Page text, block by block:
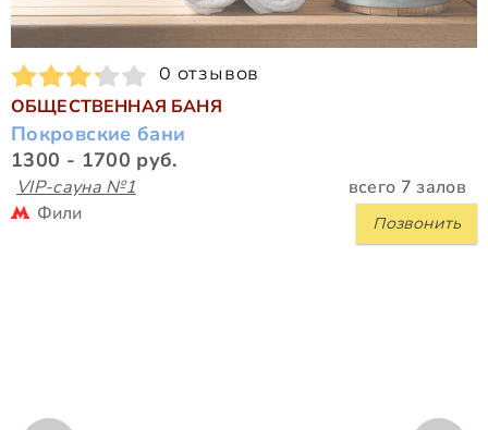
0 отзывов
ОБЩЕСТВЕННАЯ БАНЯ
Покровские бани
1300 - 1700 руб.
VIP-сауна №1 всего 7 залов
Позвонить
Фили